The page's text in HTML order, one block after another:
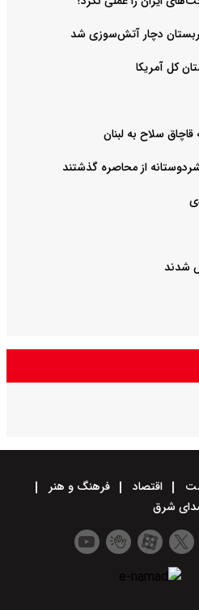
دچار آتش‌سوزی شد
کل آمریکا
سلاح به لبنان
شدند
اقتصاد
فرهنگ و هنر
شرق